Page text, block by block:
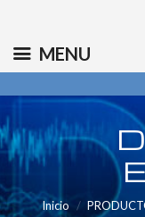
Inicio
MENU